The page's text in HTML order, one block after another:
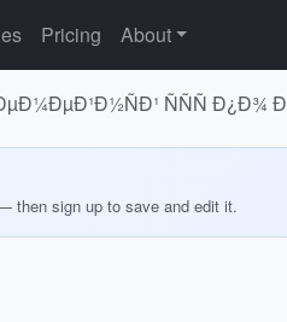
Pricing About
ÑÑÑ Ð¿Ð¾
then sign up to save and edit it.